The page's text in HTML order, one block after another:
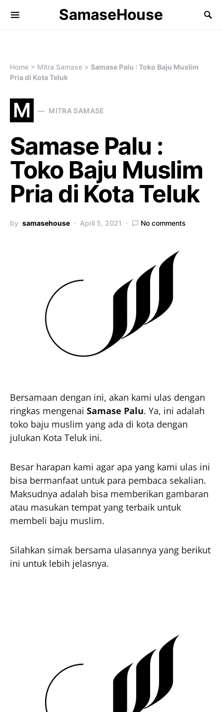
SamaseHouse
Search for:
Home > Mitra Samase > Samase Palu : Toko Baju Muslim
Pria di Kota Teluk
M MITRA SAMASE
Samase Palu :
Toko Baju Muslim
Pria di Kota Teluk
by samasehouse April 5, 2021 No comments
Bersamaan dengan ini, akan kami ulas dengan
ringkas mengenai Samase Palu. Ya, ini adalah
toko baju muslim yang ada di kota dengan
julukan Kota Teluk ini.
Besar harapan kami agar apa yang kami ulas ini
bisa bermanfaat untuk para pembaca sekalian.
Maksudnya adalah bisa memberikan gambaran
atau masukan tempat yang terbaik untuk
membeli baju muslim.
Silahkan simak bersama ulasannya yang berikut
ini untuk lebih jelasnya.